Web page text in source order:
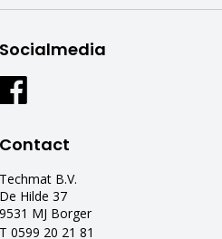
Socialmedia
Contact
Techmat B.V.
De Hilde 37
9531 MJ Borger
T 0599 20 21 81